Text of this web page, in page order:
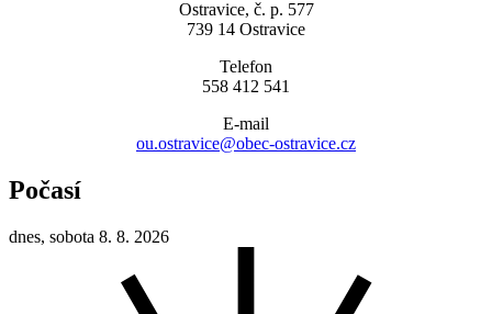
Ostravice, č. p. 577
739 14 Ostravice
Telefon
558 412 541
E-mail
ou.ostravice@obec-ostravice.cz
Počasí
dnes, sobota 8. 8. 2026